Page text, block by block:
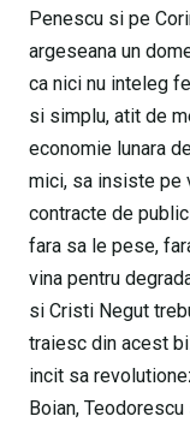
Penescu si pe
argeseana un
ca nici nu inteleg
si simplu, atit de
economie lunara
mici, sa insiste pe
contracte de
fara sa le pese,
vina pentru
si Cristi Negut
traiesc din acest
incit sa
Boian,